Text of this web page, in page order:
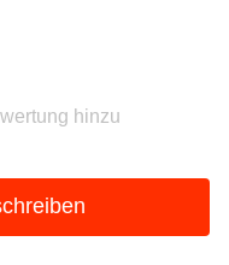
hinzu